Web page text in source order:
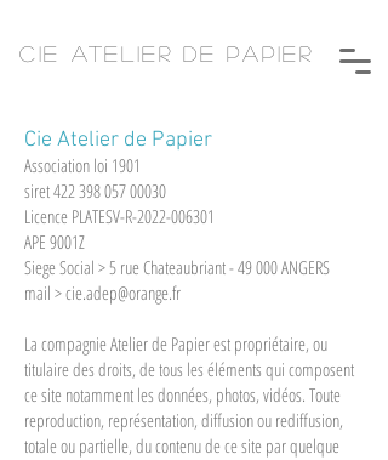
CIE ATELIER DE PAPIER
Cie Atelier de Papier
Association loi 1901
siret422 398 057 00030
Licence PLATESV-R-2022-006301
APE 9001Z
Siege Social > 5 rue Chateaubriant - 49 000 ANGERS
mail > cie.adep@orange.fr
La compagnie Atelier de Papier est propriétaire, ou
titulaire des droits, de tous les éléments qui composent
ce site notamment les données, photos, vidéos. Toute
reproduction, représentation, diffusion ou rediffusion,
totale ou partielle, du contenu de ce site par quelque